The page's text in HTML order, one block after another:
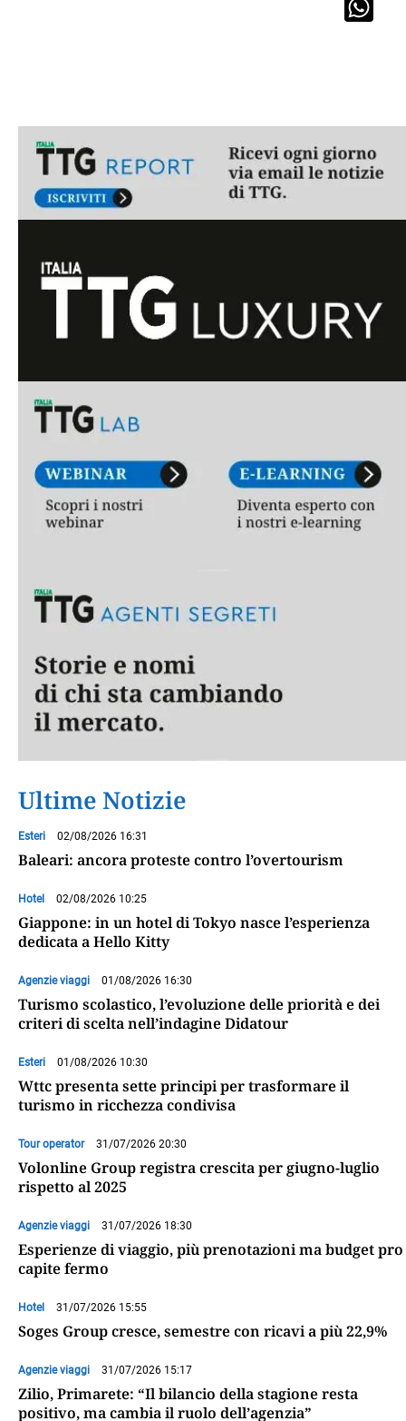
Ultime Notizie
Esteri 02/08/2026 16:31
Baleari: ancora proteste contro l’overtourism
Hotel 02/08/2026 10:25
Giappone: in un hotel di Tokyo nasce l’esperienza
dedicata a Hello Kitty
Agenzie viaggi 01/08/2026 16:30
Turismo scolastico, l’evoluzione delle priorità e dei
criteri di scelta nell’indagine Didatour
Esteri 01/08/2026 10:30
Wttc presenta sette principi per trasformare il
turismo in ricchezza condivisa
Tour operator 31/07/2026 20:30
Volonline Group registra crescita per giugno-luglio
rispetto al 2025
Agenzie viaggi 31/07/2026 18:30
Esperienze di viaggio, più prenotazioni ma budget pro
capite fermo
Hotel 31/07/2026 15:55
Soges Group cresce, semestre con ricavi a più 22,9%
Agenzie viaggi 31/07/2026 15:17
Zilio, Primarete: “Il bilancio della stagione resta
positivo, ma cambia il ruolo dell’agenzia”